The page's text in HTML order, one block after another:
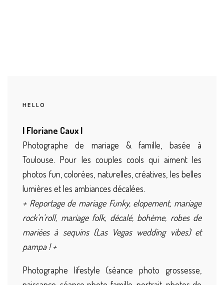
HELLO
| Floriane Caux |
Photographe de mariage & famille, basée à
Toulouse. Pour les couples cools qui aiment les
photos fun, colorées, naturelles, créatives, les belles
lumières et les ambiances décalées.
+ Reportage de mariage Funky, elopement, mariage
rock’n’roll, mariage folk, décalé, bohème, robes de
mariées à sequins (Las Vegas wedding vibes) et
pampa ! +
Photographe lifestyle (séance photo grossesse,